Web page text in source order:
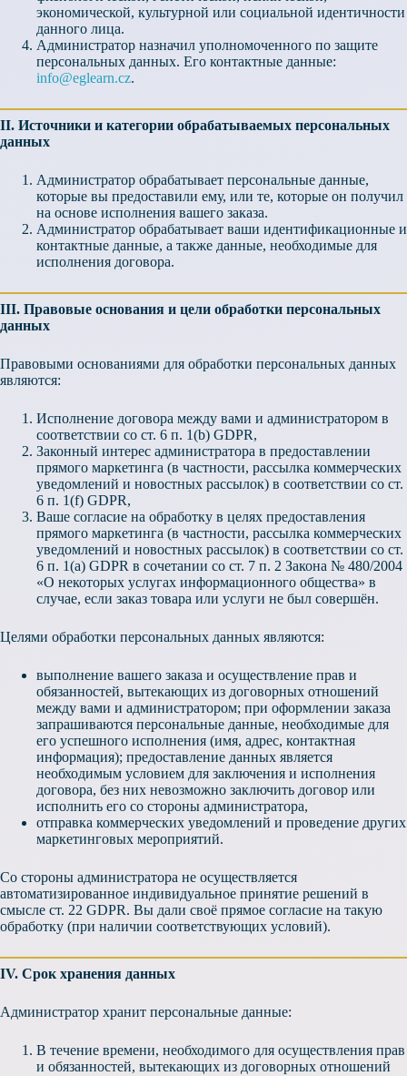
экономической, культурной или социальной идентичности
данного лица.
Администратор назначил уполномоченного по защите
персональных данных. Его контактные данные:
info@eglearn.cz.
II. Источники и категории обрабатываемых персональных
данных
Администратор обрабатывает персональные данные,
которые вы предоставили ему, или те, которые он получил
на основе исполнения вашего заказа.
Администратор обрабатывает ваши идентификационные и
контактные данные, а также данные, необходимые для
исполнения договора.
III. Правовые основания и цели обработки персональных
данных
Правовыми основаниями для обработки персональных данных
являются:
Исполнение договора между вами и администратором в
соответствии со ст. 6 п. 1(b) GDPR,
Законный интерес администратора в предоставлении
прямого маркетинга (в частности, рассылка коммерческих
уведомлений и новостных рассылок) в соответствии со ст.
6 п. 1(f) GDPR,
Ваше согласие на обработку в целях предоставления
прямого маркетинга (в частности, рассылка коммерческих
уведомлений и новостных рассылок) в соответствии со ст.
6 п. 1(a) GDPR в сочетании со ст. 7 п. 2 Закона № 480/2004
«О некоторых услугах информационного общества» в
случае, если заказ товара или услуги не был совершён.
Целями обработки персональных данных являются:
выполнение вашего заказа и осуществление прав и
обязанностей, вытекающих из договорных отношений
между вами и администратором; при оформлении заказа
запрашиваются персональные данные, необходимые для
его успешного исполнения (имя, адрес, контактная
информация); предоставление данных является
необходимым условием для заключения и исполнения
договора, без них невозможно заключить договор или
исполнить его со стороны администратора,
отправка коммерческих уведомлений и проведение других
маркетинговых мероприятий.
Со стороны администратора не осуществляется
автоматизированное индивидуальное принятие решений в
смысле ст. 22 GDPR. Вы дали своё прямое согласие на такую
обработку (при наличии соответствующих условий).
IV. Срок хранения данных
Администратор хранит персональные данные:
В течение времени, необходимого для осуществления прав
и обязанностей, вытекающих из договорных отношений